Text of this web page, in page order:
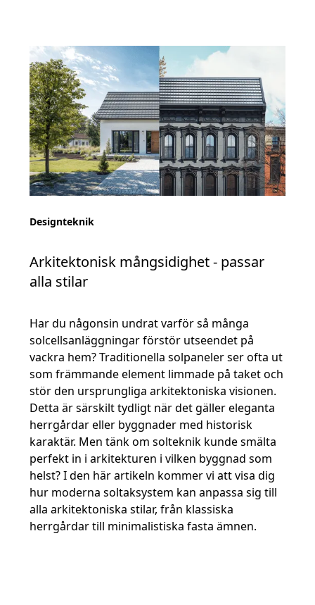
Designteknik
Arkitektonisk mångsidighet - passar
alla stilar
Har du någonsin undrat varför så många
solcellsanläggningar förstör utseendet på
vackra hem? Traditionella solpaneler ser ofta ut
som främmande element limmade på taket och
stör den ursprungliga arkitektoniska visionen.
Detta är särskilt tydligt när det gäller eleganta
herrgårdar eller byggnader med historisk
karaktär. Men tänk om solteknik kunde smälta
perfekt in i arkitekturen i vilken byggnad som
helst? I den här artikeln kommer vi att visa dig
hur moderna soltaksystem kan anpassa sig till
alla arkitektoniska stilar, från klassiska
herrgårdar till minimalistiska fasta ämnen.